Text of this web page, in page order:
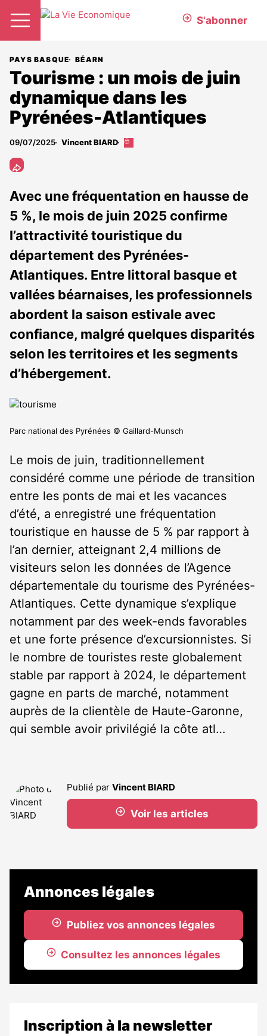
S'abonner
PAYS BASQUE BÉARN
Tourisme : un mois de juin
dynamique dans les
Pyrénées-Atlantiques
09/07/2025 Vincent BIARD
Cet
abonnés
Avec une fréquentation en hausse de
5 %, le mois de juin 2025 confirme
l’attractivité touristique du
département des Pyrénées-
Atlantiques. Entre littoral basque et
vallées béarnaises, les professionnels
abordent la saison estivale avec
confiance, malgré quelques disparités
selon les territoires et les segments
d’hébergement.
Parc national des Pyrénées © Gaillard-Munsch
Le mois de juin, traditionnellement
considéré comme une période de transition
entre les ponts de mai et les vacances
d’été, a enregistré une fréquentation
touristique en hausse de 5 % par rapport à
l’an dernier, atteignant 2,4 millions de
visiteurs selon les données de l’Agence
départementale du tourisme des Pyrénées-
Atlantiques. Cette dynamique s’explique
notamment par des week-ends favorables
et une forte présence d’excursionnistes. Si
le nombre de touristes reste globalement
stable par rapport à 2024, le département
gagne en parts de marché, notamment
auprès de la clientèle de Haute-Garonne,
qui semble avoir privilégié la côte atl…
Publié par Vincent BIARD
Voir les articles
Annonces légales
Publiez vos annonces légales
Consultez les annonces légales
Inscription à la newsletter